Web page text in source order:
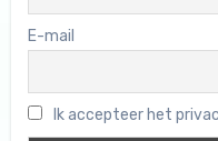
E-mail
Ik accepteer het